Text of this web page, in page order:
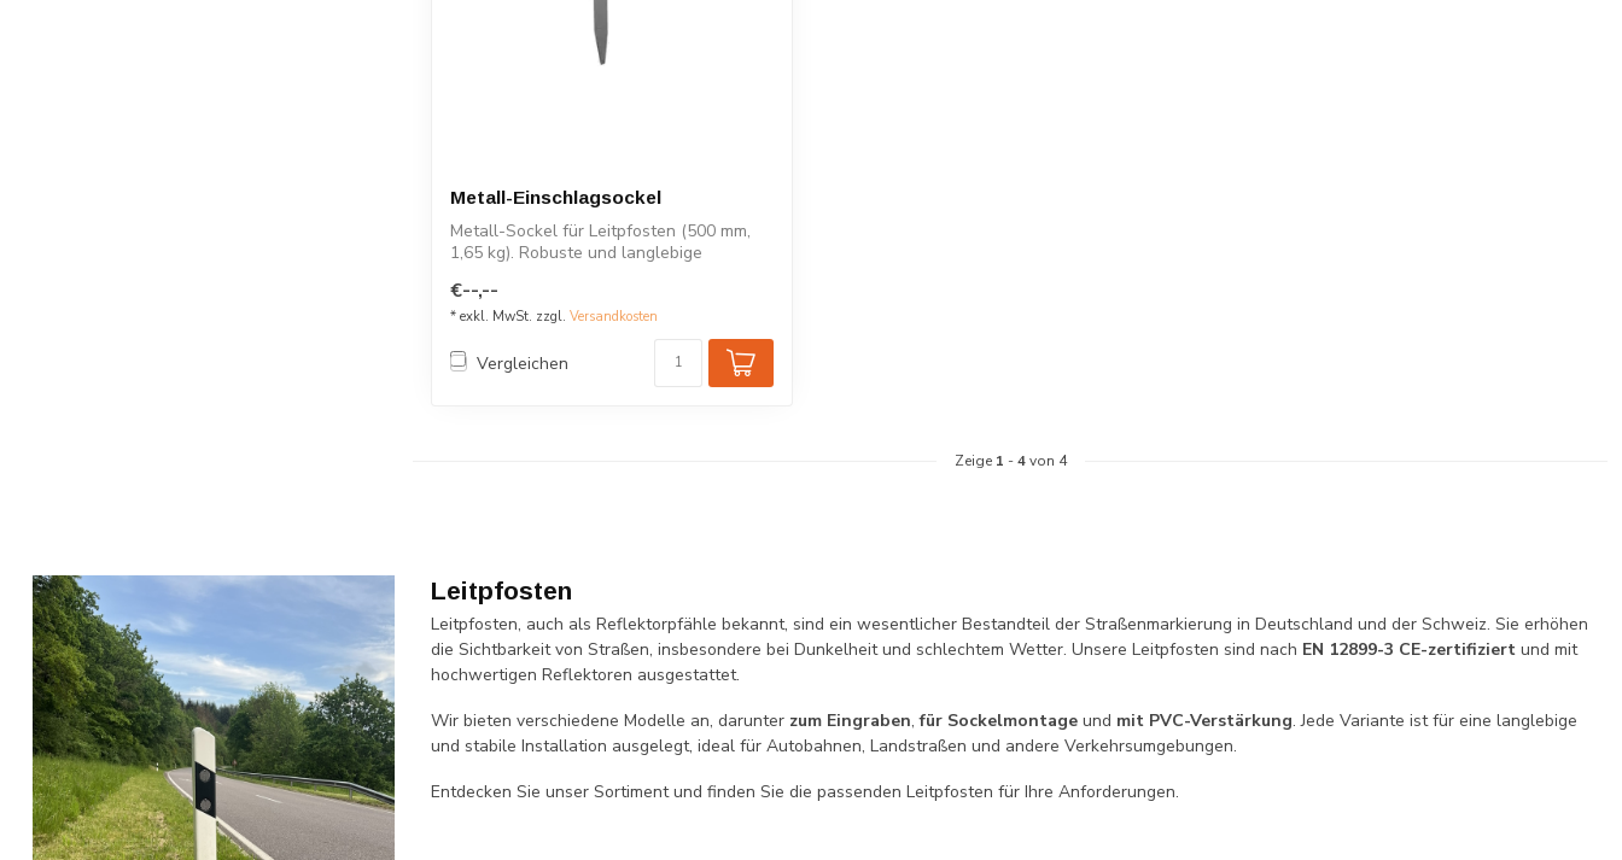
Metall-Einschlagsockel
Metall-Sockel für Leitpfosten (500 mm,
1,65 kg). Robuste und langlebige
€--,--
* exkl. MwSt. zzgl. Versandkosten
Vergleichen
Zeige 1 -4von 4
Leitpfosten
Leitpfosten, auch als Reflektorpfähle bekannt, sind ein wesentlicher Bestandteil der Straßenmarkierung in Deutschland und der Schweiz. Sie erhöhen
die Sichtbarkeit von Straßen, insbesondere bei Dunkelheit und schlechtem Wetter. Unsere Leitpfosten sind nach EN 12899-3 CE-zertifiziert und mit
hochwertigen Reflektoren ausgestattet.
Wir bieten verschiedene Modelle an, darunter zum Eingraben,für Sockelmontage und mit PVC-Verstärkung. Jede Variante ist für eine langlebige
und stabile Installation ausgelegt, ideal für Autobahnen, Landstraßen und andere Verkehrsumgebungen.
Entdecken Sie unser Sortiment und finden Sie die passenden Leitpfosten für Ihre Anforderungen.